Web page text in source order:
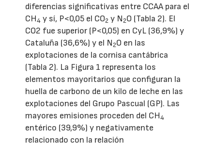
diferencias significativas entre CCAA para el
CH4 y sí, P<0,05 el CO2 y N2O (Tabla 2). El
CO2 fue superior (P<0,05) en CyL (36,9%) y
Cataluña (36,6%) y el N2O en las
explotaciones de la cornisa cantábrica
(Tabla 2). La Figura 1 representa los
elementos mayoritarios que configuran la
huella de carbono de un kilo de leche en las
explotaciones del Grupo Pascual (GP). Las
mayores emisiones proceden del CH4
entérico (39,9%) y negativamente
relacionado con la relación